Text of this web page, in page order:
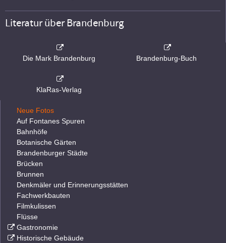
Literatur über Brandenburg
Die Mark Brandenburg Brandenburg-Buch
KlaRas-Verlag
Neue Fotos
Auf Fontanes Spuren
Bahnhöfe
Botanische Gärten
Brandenburger Städte
Brücken
Brunnen
Denkmäler und Erinnerungsstätten
Fachwerkbauten
Filmkulissen
Flüsse
Gastronomie
Historische Gebäude